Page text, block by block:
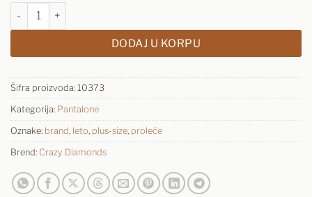
Pantalone Plus-Size GINA - oker količina
DODAJ U KORPU
Šifra proizvoda: 10373
Kategorija: Pantalone
Oznake: brand leto plus-size proleće
Brend: Crazy Diamonds